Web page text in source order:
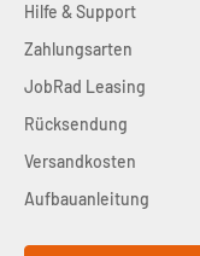
Hilfe & Support
Zahlungsarten
JobRad Leasing
Rücksendung
Versandkosten
Aufbauanleitung